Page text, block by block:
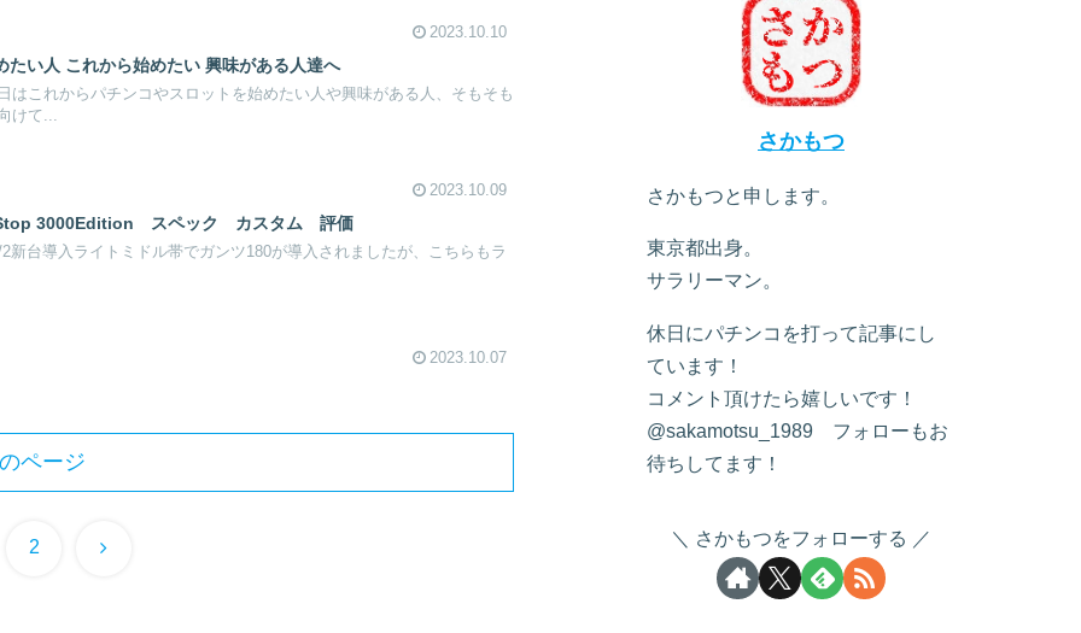
2023.10.10
たい人 これから始めたい 興味がある人達へ
はこれからパチンコやスロットを始めたい人や興味がある人、そもそも
けて...
2023.10.09
Stop 3000Edition スペック カスタム 評価
新台導入ライトミドル帯でガンツ180が導入されましたが、こちらもラ
2023.10.07
ページ
2 次
さかもつ
さかもつと申します。
東京都出身。
サラリーマン。
休日にパチンコを打って記事にし
ています！
コメント頂けたら嬉しいです！
@sakamotsu_1989 フォローもお
待ちしてます！
さかもつをフォローする